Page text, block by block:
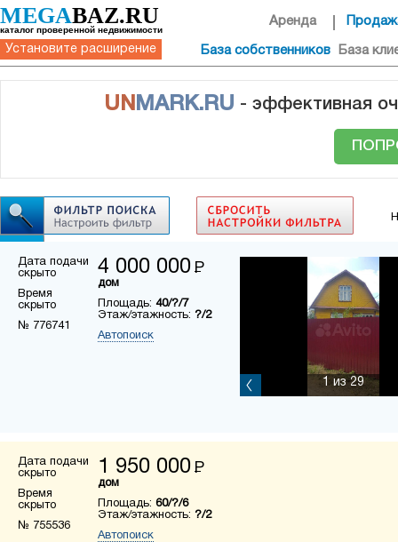
MEGABAZ.RU
каталог проверенной недвижимости
Установите расширение
Аренда
База собственников База
UN MARK.RU - эффективная
Дата подачи
скрыто
Время
скрыто
№ 776741
4 000 000 Р
дом
Площадь: 40/?/7
Этаж/этажность: ?/2
Автопоиск
1из 29
Дата подачи
скрыто
Время
скрыто
№ 755536
1 950 000 Р
дом
Площадь: 60/?/6
Этаж/этажность: ?/2
Автопоиск